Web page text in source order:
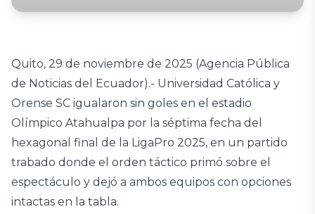
Quito, 29 de noviembre de 2025 (Agencia Pública
de Noticias del Ecuador).- Universidad Católica y
Orense SC igualaron sin goles en el estadio
Olímpico Atahualpa por la séptima fecha del
hexagonal final de la LigaPro 2025, en un partido
trabado donde el orden táctico primó sobre el
espectáculo y dejó a ambos equipos con opciones
intactas en la tabla.